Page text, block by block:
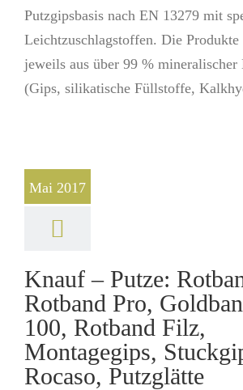
Putzgipsbasis nach EN 13279 mit
Leichtzuschlagstoffen. Die Produkte
jeweils aus über 99 % mineralischer
(Gips, silikatische Füllstoffe,
Mai 2017
Knauf – Putze:
Rotband Pro,
100, Rotband Filz,
Montagegips,
Rocaso, Putzglätte